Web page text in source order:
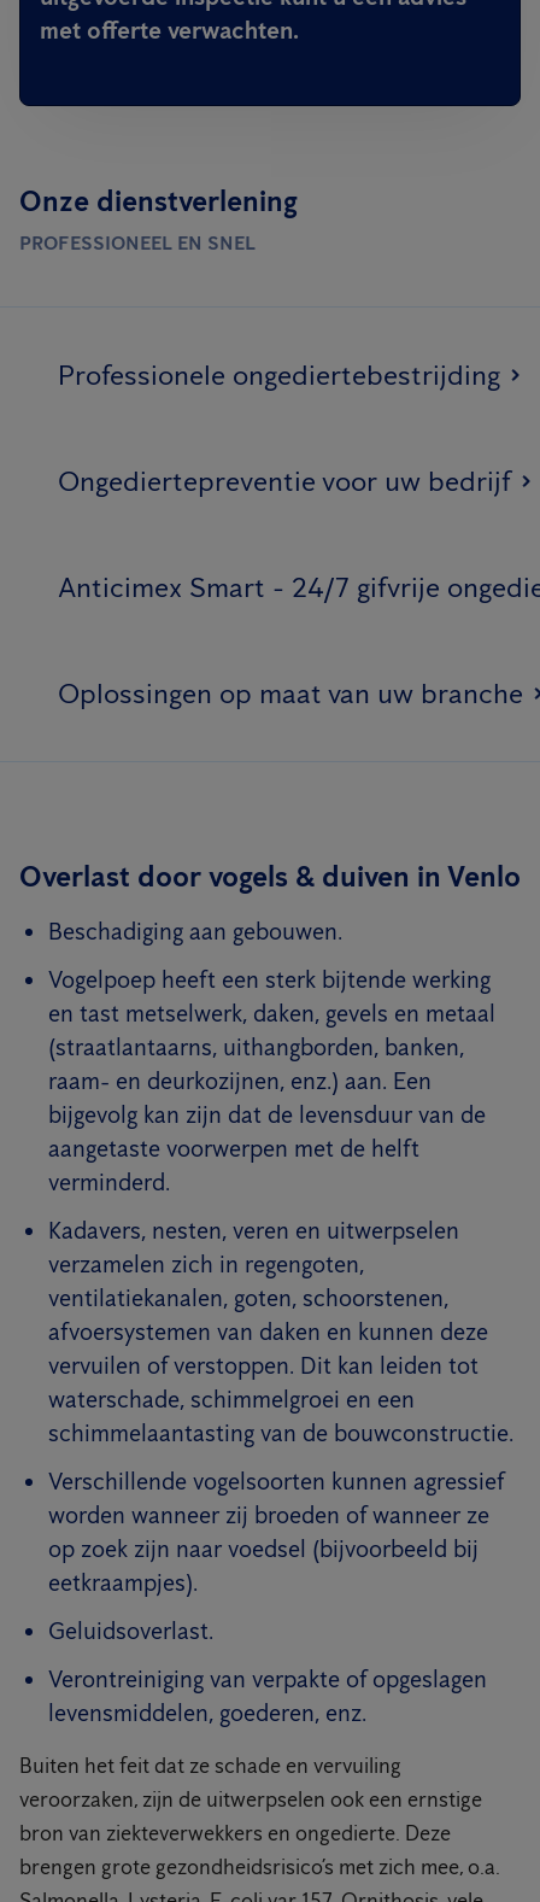
met offerte verwachten.
Onze dienstverlening
PROFESSIONEEL EN SNEL
Professionele ongediertebestrijding
Ongediertepreventie voor uw bedrijf
Anticimex Smart - 24/7 gifvrije
Oplossingen op maat van uw branche
Overlast door vogels & duiven in Venlo
Beschadiging aan gebouwen.
Vogelpoep heeft een sterk bijtende werking
en tast metselwerk, daken, gevels en metaal
(straatlantaarns, uithangborden, banken,
raam- en deurkozijnen, enz.) aan. Een
bijgevolg kan zijn dat de levensduur van de
aangetaste voorwerpen met de helft
verminderd.
Kadavers, nesten, veren en uitwerpselen
verzamelen zich in regengoten,
ventilatiekanalen, goten, schoorstenen,
afvoersystemen van daken en kunnen deze
vervuilen of verstoppen. Dit kan leiden tot
waterschade, schimmelgroei en een
schimmelaantasting van de bouwconstructie.
Verschillende vogelsoorten kunnen agressief
worden wanneer zij broeden of wanneer ze
op zoek zijn naar voedsel (bijvoorbeeld bij
eetkraampjes).
Geluidsoverlast.
Verontreiniging van verpakte of opgeslagen
levensmiddelen, goederen, enz.
Buiten het feit dat ze schade en vervuiling
veroorzaken, zijn de uitwerpselen ook een ernstige
bron van ziekteverwekkers en ongedierte. Deze
brengen grote gezondheidsrisico’s met zich mee, o.a.